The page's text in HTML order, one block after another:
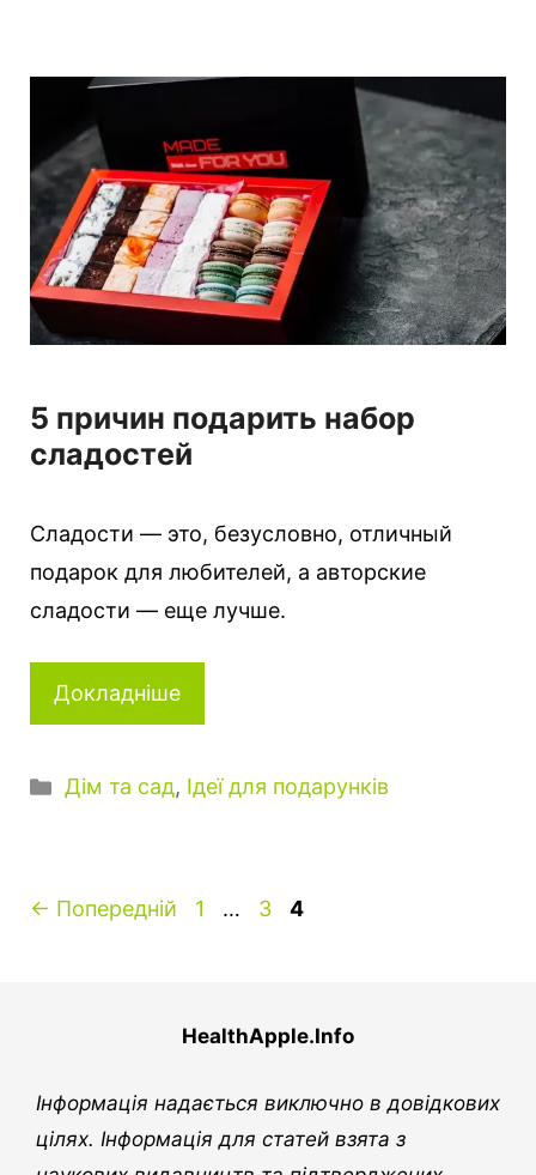
5 причин подарить набор
сладостей
Сладости — это, безусловно, отличный
подарок для любителей, а авторские
сладости — еще лучше.
Докладніше
Категорії
Дім та сад, Ідеї для подарунків
← Попередній Сторінка
1 … Сторінка
3 Сторінка
4
HealthApple.Info
Інформація надається виключно в довідкових
цілях. Інформація для статей взята з